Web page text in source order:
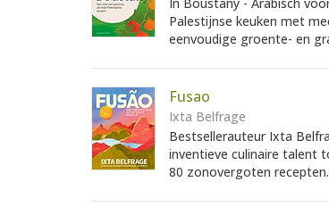
In Boustany - Arabisch
Palestijnse keuken met
eenvoudige groente- en
Fusao
Ixta Belfrage
Bestsellerauteur Ixta
inventieve culinaire talent
80 zonovergoten